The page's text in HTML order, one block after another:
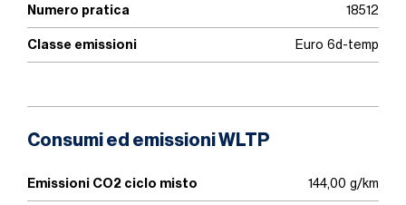
Numero pratica 18512
Classe emissioni Euro 6d-temp
Consumi ed emissioni WLTP
Emissioni CO2 ciclo misto 144,00 g/km